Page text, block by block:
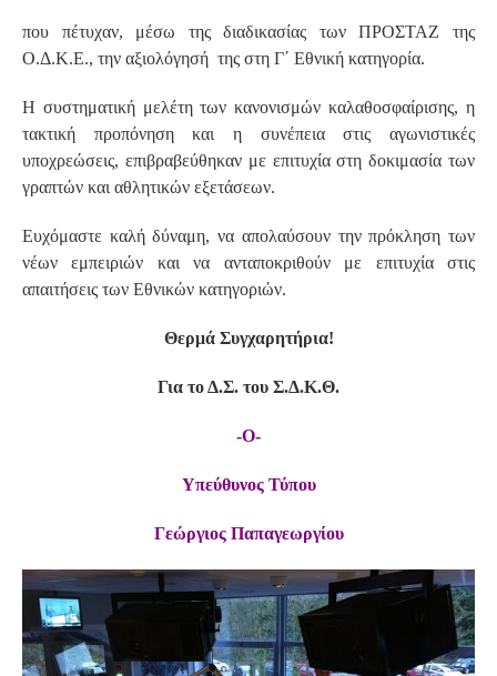
που πέτυχαν, μέσω της διαδικασίας των ΠΡΟΣΤΑΖ της
Ο.Δ.Κ.Ε., την αξιολόγησή της στη Γ΄ Εθνική κατηγορία.
Η συστηματική μελέτη των κανονισμών καλαθοσφαίρισης, η
τακτική προπόνηση και η συνέπεια στις αγωνιστικές
υποχρεώσεις, επιβραβεύθηκαν με επιτυχία στη δοκιμασία των
γραπτών και αθλητικών εξετάσεων.
Ευχόμαστε καλή δύναμη, να απολαύσουν την πρόκληση των
νέων εμπειριών και να ανταποκριθούν με επιτυχία στις
απαιτήσεις των Εθνικών κατηγοριών.
Θερμά Συγχαρητήρια!
Για το Δ.Σ. του Σ.Δ.Κ.Θ.
-Ο-
Υπεύθυνος Τύπου
Γεώργιος Παπαγεωργίου